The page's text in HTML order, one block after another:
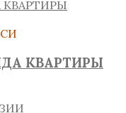
КВАРТИРЫ